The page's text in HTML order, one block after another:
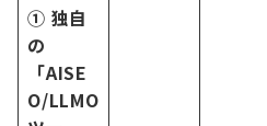
① 独自
の
「AISE
O/LLMO